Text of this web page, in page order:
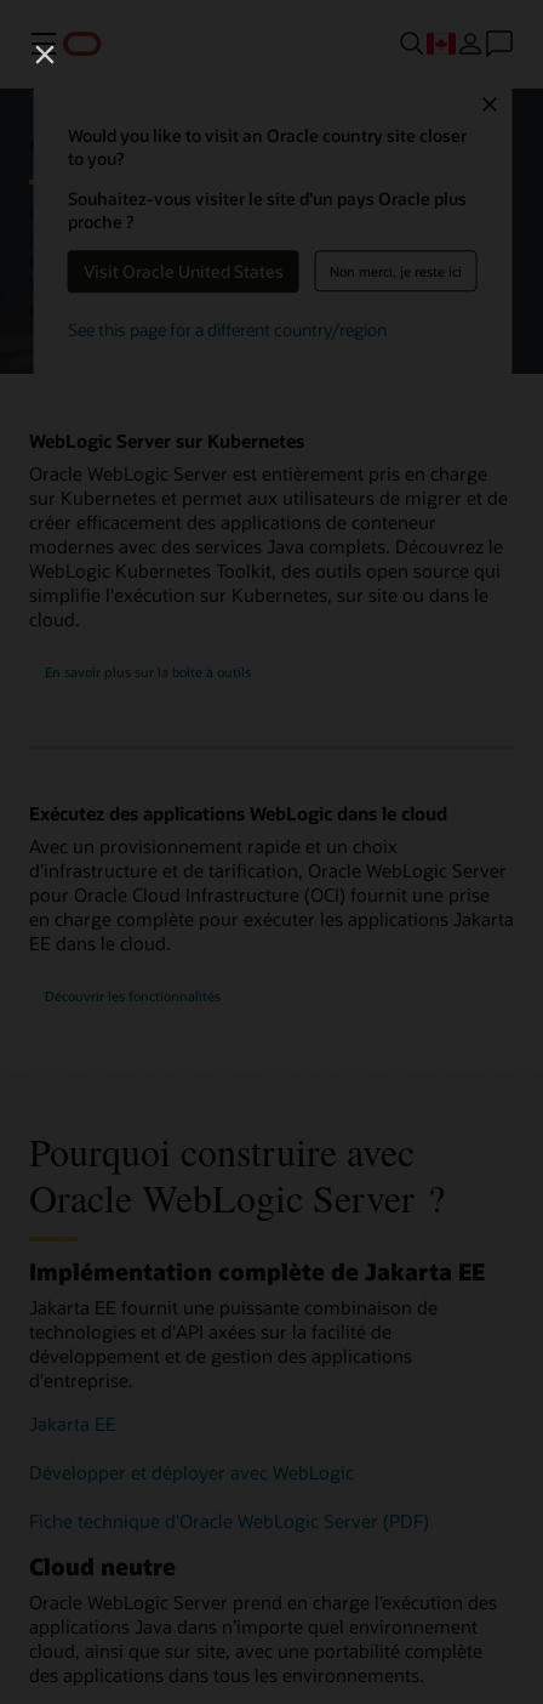
Menu
Would you like to visit an Oracle country site closer
to you?
Souhaitez-vous visiter le site d’un pays Oracle plus
proche ?
Visit Oracle United States Non merci, je reste ici
See this page for a different country/region
Oracle WebLogic Server
Oracle WebLogic Server est une plateforme unifiée et extensible
pour le développement, le déploiement et l’exécution
d’applications d’entreprise Java, sur site et dans le cloud.
WebLogic Server offre une implémentation robuste, mature et
WebLogic Server sur Kubernetes
Oracle WebLogic Server est entièrement pris en charge
sur Kubernetes et permet aux utilisateurs de migrer et de
créer efficacement des applications de conteneur
modernes avec des services Java complets. Découvrez le
WebLogic Kubernetes Toolkit, des outils open source qui
simplifie l'exécution sur Kubernetes, sur site ou dans le
cloud.
En savoir plus sur la boîte à outils
Exécutez des applications WebLogic dans le cloud
Avec un provisionnement rapide et un choix
d’infrastructure et de tarification, Oracle WebLogic Server
pour Oracle Cloud Infrastructure (OCI) fournit une prise
en charge complète pour exécuter les applications Jakarta
EE dans le cloud.
Découvrir les fonctionnalités
Pourquoi construire avec
Oracle WebLogic Server ?
Implémentation complète de Jakarta EE
Jakarta EE fournit une puissante combinaison de
technologies et d'API axées sur la facilité de
développement et de gestion des applications
d'entreprise.
Jakarta EE
Développer et déployer avec WebLogic
Fiche technique d'Oracle WebLogic Server (PDF)
Cloud neutre
Oracle WebLogic Server prend en charge l’exécution des
applications Java dans n’importe quel environnement
cloud, ainsi que sur site, avec une portabilité complète
des applications dans tous les environnements.